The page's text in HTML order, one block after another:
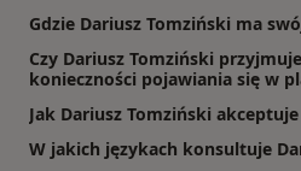
Gdzie Dariusz Tomziński ma
Czy Dariusz Tomziński
konieczności pojawiania się w
Jak Dariusz Tomziński
W jakich językach konsultuje